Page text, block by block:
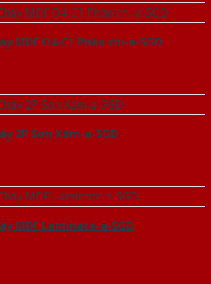
MDF O4-C1 Phào chi-a-SGD
2P Sơn Xám-a-SGD
MDF Laminate-a-SGD